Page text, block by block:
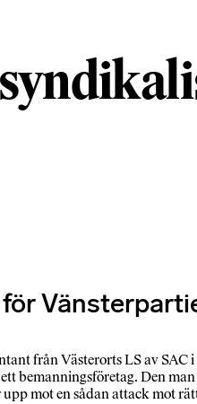
från Västerorts LS av
Den man
mot en sådan attack mot